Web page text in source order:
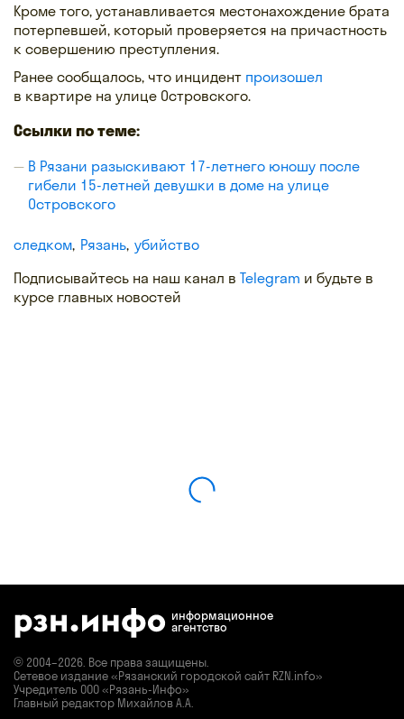
Кроме того, устанавливается местонахождение брата
потерпевшей, который проверяется на причастность
к совершению преступления.
Ранее сообщалось, что инцидент произошел
в квартире на улице Островского.
Ссылки по теме:
В Рязани разыскивают 17-летнего юношу после
гибели 15-летней девушки в доме на улице
Островского
следком Рязань убийство
Подписывайтесь на наш канал в Telegram и будьте в
курсе главных новостей
информационное
агентство
© 2004–2026. Все права защищены.
Сетевое издание «Рязанский городской сайт RZN.info»
Учредитель ООО «Рязань-Инфо»
Главный редактор Михайлов А.А.